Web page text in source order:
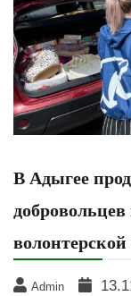
В Адыгее
Admin